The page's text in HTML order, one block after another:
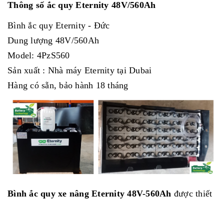
Thông số ắc quy Eternity 48V/560Ah
Bình ắc quy Eternity - Đức
Dung lượng 48V/560Ah
Model: 4PzS560
Sản xuất : Nhà máy Eternity tại Dubai
Hàng có sẵn, bảo hành 18 tháng
Bình ắc quy xe nâng Eternity 48V-560Ah được thiết